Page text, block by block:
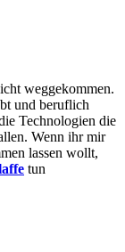
weggekommen.
und beruflich
Technologien die
Wenn ihr mir
lassen wollt,
tun